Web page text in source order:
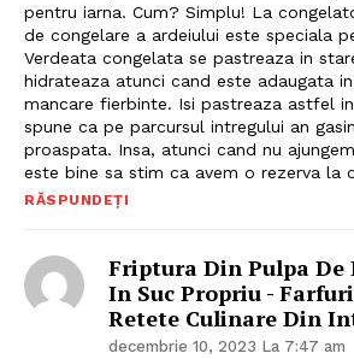
Despre mine
pentru iarna. Cum? Simplu! La
de congelare a ardeiului este speciala
Verdeata congelata se pastreaza in
hidrateaza atunci cand este adaugata
mancare fierbinte. Isi pastreaza astfel
spune ca pe parcursul intregului an
proaspata. Insa, atunci cand nu
este bine sa stim ca avem o rezerva la
RĂSPUNDEȚI
Friptura Din Pulpa De
In Suc Propriu -
Retete Culinare Din
decembrie 10, 2023 La 7:47 am